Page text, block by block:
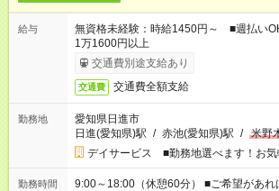
給与
無資格未経験：時給1450円～ ■週払い
1万1600円以上
交通費別途支給あり
交通費 交通費全額支給
勤務地
愛知県日進市
日進(愛知県)駅 / 赤池(愛知県)駅 / 米野
デイサービス ■勤務地選べます！お気
勤務時間
9:00～18:00（休憩60分） ■ご希望があれば下記シフトもOK！